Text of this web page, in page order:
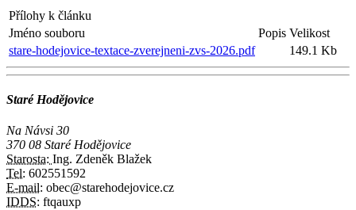
Přílohy k článku
Jméno souboru
Popis Velikost
stare-hodejovice-textace-zverejneni-zvs-2026.pdf
149.1 Kb
Staré Hodějovice
Na Návsi 30
370 08 Staré Hodějovice
Starosta: Ing. Zdeněk Blažek
Tel: 602551592
E-mail: obec@starehodejovice.cz
IDDS: ftqauxp